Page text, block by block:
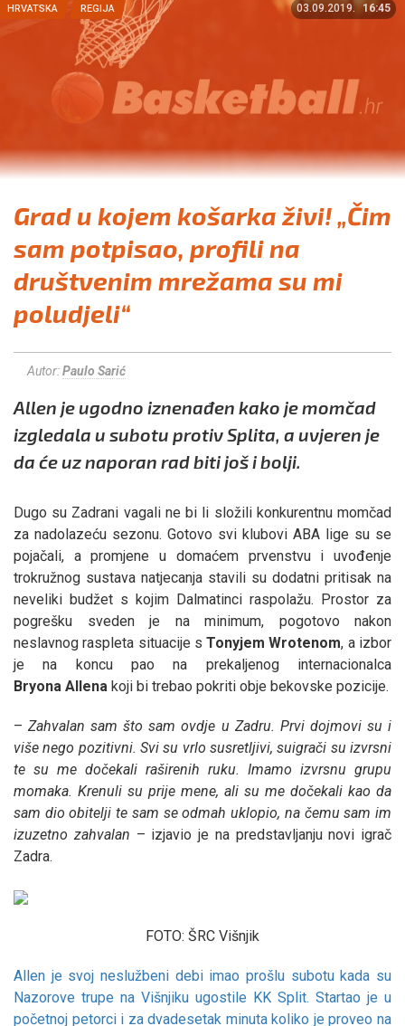
HRVATSKA REGIJA 03.09.2019. 16:45
Grad u kojem košarka živi! „Čim
sam potpisao, profili na
društvenim mrežama su mi
poludjeli“
Autor:Paulo Sarić
Allen je ugodno iznenađen kako je momčad
izgledala u subotu protiv Splita, a uvjeren je
da će uz naporan rad biti još i bolji.
Dugo su Zadrani vagali ne bi li složili konkurentnu momčad
za nadolazeću sezonu. Gotovo svi klubovi ABA lige su se
pojačali, a promjene u domaćem prvenstvu i uvođenje
trokružnog sustava natjecanja stavili su dodatni pritisak na
neveliki budžet s kojim Dalmatinci raspolažu. Prostor za
pogrešku sveden je na minimum, pogotovo nakon
neslavnog raspleta situacije sTonyjem Wrotenom, a izbor
je na koncu pao na prekaljenog internacionalca
Bryona Allena koji bi trebao pokriti obje bekovske pozicije.
–Zahvalan sam što sam ovdje u Zadru. Prvi dojmovi su i
više nego pozitivni. Svi su vrlo susretljivi, suigrači su izvrsni
te su me dočekali raširenih ruku. Imamo izvrsnu grupu
momaka. Krenuli su prije mene, ali su me dočekali kao da
sam dio obitelji te sam se odmah uklopio, na čemu sam im
izuzetno zahvalan – izjavio je na predstavljanju novi igrač
Zadra.
FOTO: ŠRC Višnjik
Allen je svoj neslužbeni debi imao prošlu subotu kada su
Nazorove trupe na Višnjiku ugostile KK Split. Startao je u
početnoj petorci i za dvadesetak minuta koliko je proveo na